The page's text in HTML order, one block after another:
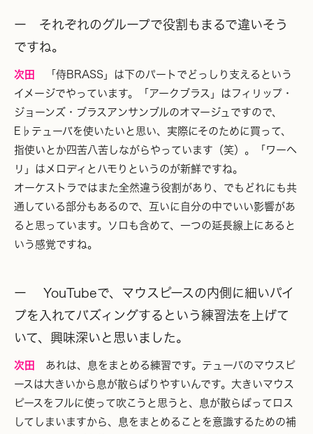
ー それぞれのグループで役割もまるで違いそう
ですね。
次田
「侍BRASS」は下のパートでどっしり支えるという
イメージでやっています。「アークブラス」はフィリップ・
ジョーンズ・ブラスアンサンブルのオマージュですので、
E♭テューバを使いたいと思い、実際にそのために買って、
指使いとか四苦八苦しながらやっています（笑）。「ワーヘ
リ」はメロディとハモりというのが新鮮ですね。
オーケストラではまた全然違う役割があり、でもどれにも共
通している部分もあるので、互いに自分の中でいい影響があ
ると思っています。ソロも含めて、一つの延長線上にあると
いう感覚ですね。
ー YouTubeで、マウスピースの内側に細いパイ
プを入れてバズィングするという練習法を上げて
いて、興味深いと思いました。
次田
あれは、息をまとめる練習です。テューバのマウスピ
ースは大きいから息が散らばりやすいんです。大きいマウス
ピースをフルに使って吹こうと思うと、息が散らばってロス
してしまいますから、息をまとめることを意識するための補